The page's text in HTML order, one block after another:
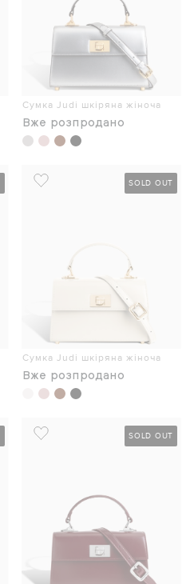
Сумка Judi шкіряна жіноча
Вже розпродано
SOLD OUT
Сумка Judi шкіряна жіноча
Вже розпродано
SOLD OUT